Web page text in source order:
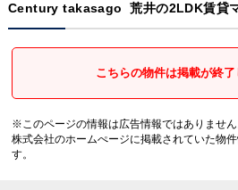
Century takasago 荒井の2LDK賃貸
こちらの物件は掲載が終了
※このページの情報は広告情報ではありませ
株式会社のホームぺージに掲載されていた物
す。